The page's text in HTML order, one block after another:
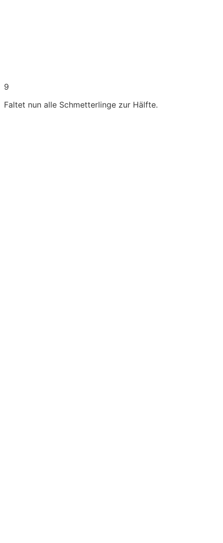
9
Faltet nun alle Schmetterlinge zur Hälfte.